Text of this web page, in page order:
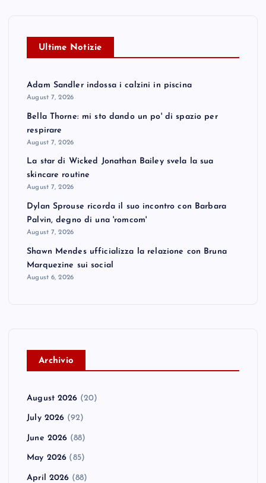
Ultime Notizie
Adam Sandler indossa i calzini in piscina
August 7, 2026
Bella Thorne: mi sto dando un po' di spazio per
respirare
August 7, 2026
La star di Wicked Jonathan Bailey svela la sua
skincare routine
August 7, 2026
Dylan Sprouse ricorda il suo incontro con Barbara
Palvin, degno di una 'romcom'
August 7, 2026
Shawn Mendes ufficializza la relazione con Bruna
Marquezine sui social
August 6, 2026
Archivio
August 2026 (20)
July 2026 (92)
June 2026 (88)
May 2026 (85)
April 2026 (88)